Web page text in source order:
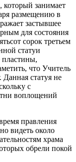
который занимает
размещению в
застывшее
для состояния
сорок третьем
статуи
пластины,
что Учитель
статуя не
с
воплощений
правления
видеть около
храма
обрели покой